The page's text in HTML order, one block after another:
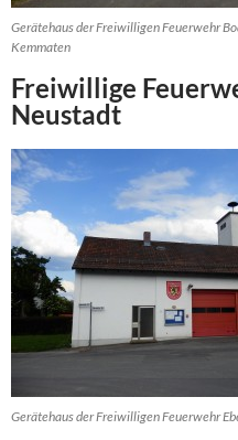
Gerätehaus der Freiwilligen Feuerwehr
Kemmaten
Freiwillige
Neustadt
Gerätehaus der Freiwilligen Feuerwehr